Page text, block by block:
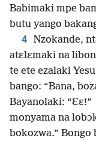
Babimaki mpe
butu yango
4 Nzokande,
atɛlɛmaki na
te ete ezalaki
bango: “Bana,
Bayanolaki: “Ɛɛ!”
monyama na
bokozwa.”